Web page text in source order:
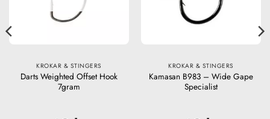
KROKAR & STINGERS
Darts Weighted Offset Hook
7gram
KROKAR & STINGERS
Kamasan B983 – Wide Gape
Specialist